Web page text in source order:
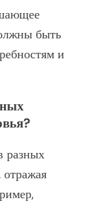
быть
и
разных
отражая